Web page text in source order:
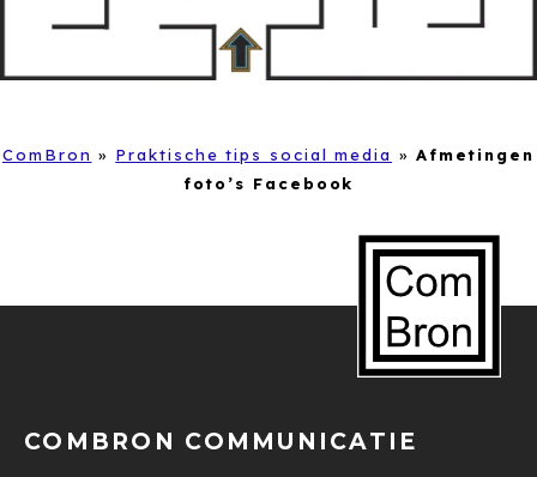
ComBron » Praktische tips social media » Afmetingen
foto’s Facebook
COMBRON COMMUNICATIE